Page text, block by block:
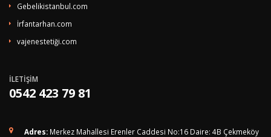
Gebelikistanbul.com
İrfantarhan.com
vajenestetiği.com
İLETİŞİM
0542 423 79 81
Adres: Merkez Mahallesi Erenler Caddesi No:16 Daire: 4B Çekmeköy